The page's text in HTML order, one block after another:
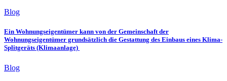
Blog
Ein Wohnungseigentümer kann von der Gemeinschaft der
Wohnungseigentümer grundsätzlich die Gestattung des Einbaus eines Klima-
Splitgeräts (Klimaanlage)
Blog